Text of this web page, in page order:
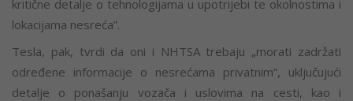
kritične detalje o tehnologijama u upotrijebi te okolnostima i
lokacijama nesreća”.
Tesla, pak, tvrdi da oni i NHTSA trebaju „morati zadržati
određene informacije o nesrećama privatnim“, uključujući
detalje o ponašanju vozača i uslovima na cesti, kao i